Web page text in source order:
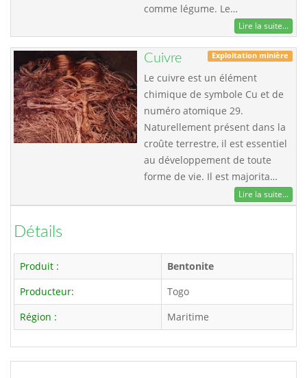
comme légume. Le…
Lire la suite...
Exploitation minière
Cuivre
Le cuivre est un élément
chimique de symbole Cu et de
numéro atomique 29.
Naturellement présent dans la
croûte terrestre, il est essentiel
au développement de toute
forme de vie. Il est majorita…
Lire la suite...
Détails
Produit :
Bentonite
Producteur:
Togo
Région :
Maritime